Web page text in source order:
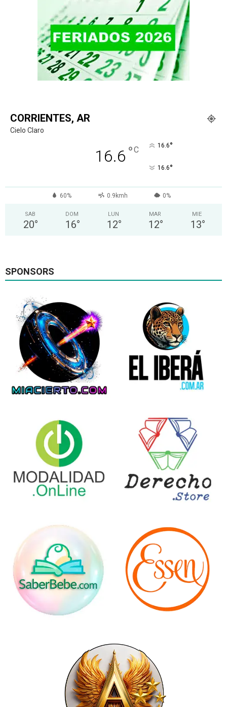
CORRIENTES, AR
Cielo Claro
16.6 °C 16.6°
16.6°
60% 0.9kmh 0%
SAB
20°
DOM
16°
LUN
12°
MAR
12°
MIE
13°
SPONSORS